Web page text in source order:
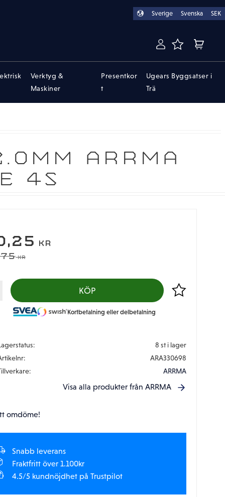
Sverige Svenska SEK
FAVORITER
Verktyg &
Maskiner
Presentkor
t
Ugears Byggsatser i
Trä
ARRMA
4S
PRIS:
KR
PRIS:
KR
KÖP Lägg till i
Kortbetalning eller delbetalning
8 st i lager
ARA330698
ARRMA
Visa alla produkter från ARRMA
omdöme!
Snabb leverans
Fraktfritt över 1.100kr
4.5/5 kundnöjdhet på Trustpilot